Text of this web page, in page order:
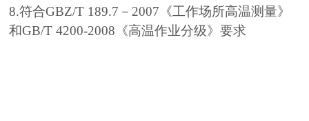
8.符合GBZ/T 189.7－2007《工作场所高温测量》
和GB/T 4200-2008《高温作业分级》要求